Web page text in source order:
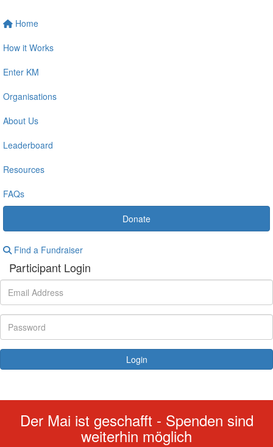
Home
How it Works
Enter KM
Organisations
About Us
Leaderboard
Resources
FAQs
Donate
Find a Fundraiser
Participant Login
Login
Der Mai ist geschafft - Spenden sind
weiterhin möglich